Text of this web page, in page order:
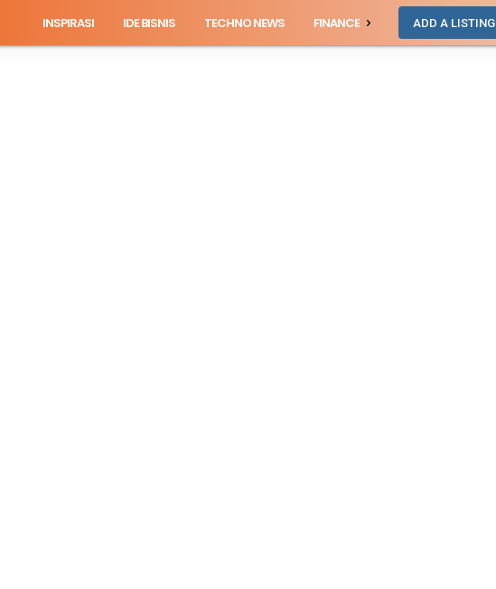
INSPIRASI IDE BISNIS TECHNO NEWS FINANCE ADD A LISTING